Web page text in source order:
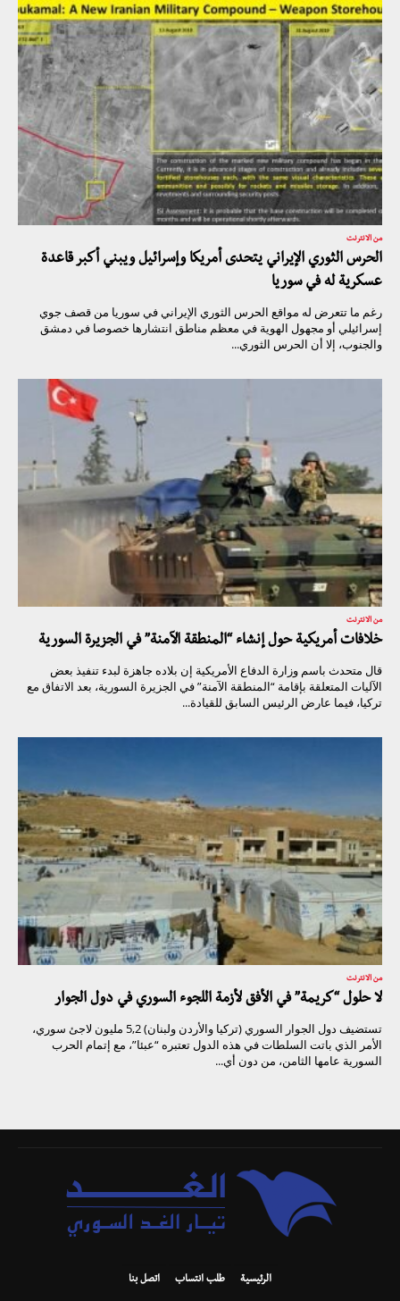
من الانترنت
الحرس الثوري الإيراني يتحدى أمريكا وإسرائيل ويبني أكبر قاعدة
عسكرية له في سوريا
رغم ما تتعرض له مواقع الحرس الثوري الإيراني في سوريا من قصف جوي
إسرائيلي أو مجهول الهوية في معظم مناطق انتشارها خصوصا في دمشق
والجنوب، إلا أن الحرس الثوري...
من الانترنت
خلافات أمريكية حول إنشاء “المنطقة الآمنة” في الجزيرة السورية
قال متحدث باسم وزارة الدفاع الأمريكية إن بلاده جاهزة لبدء تنفيذ بعض
الآليات المتعلقة بإقامة “المنطقة الآمنة” في الجزيرة السورية، بعد الاتفاق مع
تركيا، فيما عارض الرئيس السابق للقيادة...
من الانترنت
لا حلول “كريمة” في الأفق لأزمة اللجوء السوري في دول الجوار
تستضيف دول الجوار السوري (تركيا والأردن ولبنان) 5,2 مليون لاجئ سوري،
الأمر الذي باتت السلطات في هذه الدول تعتبره “عبئا”، مع إتمام الحرب
السورية عامها الثامن، من دون أي...
الرئيسية طلب انتساب اتصل بنا